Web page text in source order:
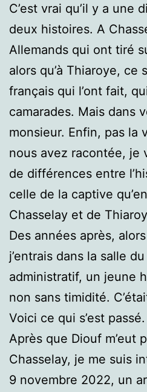
C’est vrai qu’il y a une
deux histoires. A
Allemands qui ont tiré
alors qu’à Thiaroye, ce
français qui l’ont fait,
camarades. Mais dans
monsieur. Enfin, pas la
nous avez racontée, je
de différences entre
celle de la captive
Chasselay et de
Des années après,
j’entrais dans la salle
administratif, un jeune
non sans timidité.
Voici ce qui s’est passé.
Après que Diouf m’eut
Chasselay, je me suis
9 novembre 2022, un